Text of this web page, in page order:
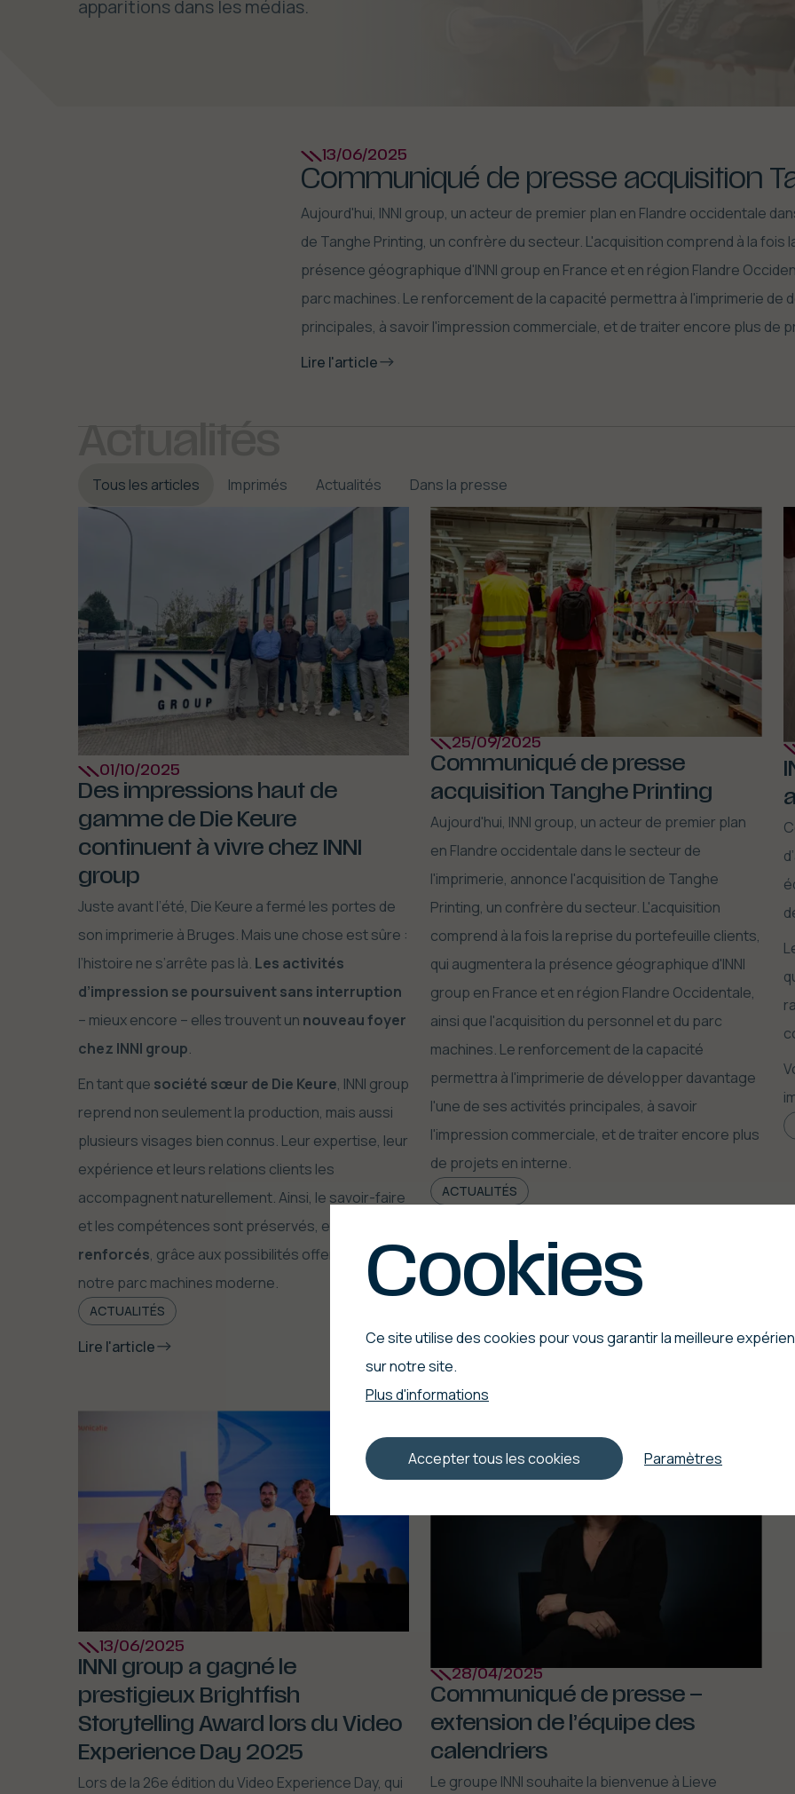
apparitions dans les médias.
13/06/2025
Communiqué de presse acquisition
Aujourd'hui, INNI group, un acteur de premier plan en Flandre occidentale
de Tanghe Printing, un confrère du secteur. L'acquisition comprend à la
présence géographique d'INNI group en France et en région Flandre
parc machines. Le renforcement de la capacité permettra à l'imprimerie de
principales, à savoir l'impression commerciale, et de traiter encore plus de
Lire l'article
Tous les articles Imprimés Actualités Dans la presse
01/10/2025
Des impressions haut de
gamme de Die Keure
continuent à vivre chez INNI
group
Juste avant l’été, Die Keure a fermé les portes de
son imprimerie à Bruges. Mais une chose est sûre :
l’histoire ne s’arrête pas là. Les activités
d’impression se poursuivent sans interruption
– mieux encore – elles trouvent un nouveau foyer
chez INNI group.
En tant que société sœur de Die Keure, INNI group
reprend non seulement la production, mais aussi
plusieurs visages bien connus. Leur expertise, leur
expérience et leurs relations clients les
accompagnent naturellement. Ainsi, le savoir-faire
et les compétences sont préservés, et même
renforcés, grâce aux possibilités offertes par
notre parc machines moderne.
ACTUALITÉS
Lire l'article
25/09/2025
Communiqué de presse
acquisition Tanghe Printing
Aujourd'hui, INNI group, un acteur de premier plan
en Flandre occidentale dans le secteur de
l'imprimerie, annonce l'acquisition de Tanghe
Printing, un confrère du secteur. L'acquisition
comprend à la fois la reprise du portefeuille clients,
qui augmentera la présence géographique d'INNI
group en France et en région Flandre Occidentale,
ainsi que l'acquisition du personnel et du parc
machines. Le renforcement de la capacité
permettra à l'imprimerie de développer davantage
l'une de ses activités principales, à savoir
l'impression commerciale, et de traiter encore plus
de projets en interne.
ACTUALITÉS
Lire l'article
13/06/2025
INNI group a gagné le
prestigieux Brightfish
Storytelling Award lors du Video
Experience Day 2025
Lors de la 26e édition du Video Experience Day, qui
28/04/2025
Communiqué de presse –
extension de l’équipe des
calendriers
Le groupe INNI souhaite la bienvenue à Lieve
Cookies
Ce site utilise des cookies pour vous garantir la meilleure
sur notre site.
Plus d'informations
Accepter tous les cookies Paramètres